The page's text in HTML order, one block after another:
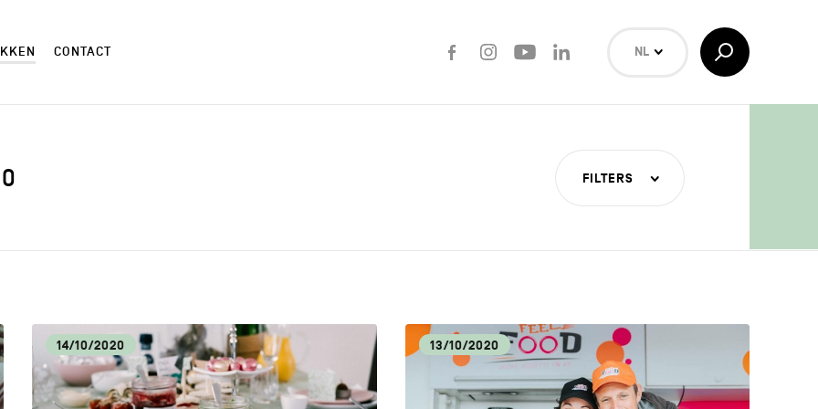
CONTACT
FacebookInstagramYoutube
NL
FR
Toggle
Search
FILTERS
CM CULTUUR
ECONOMISCHE DYNAMIEK
14/10/2020 13/10/2020